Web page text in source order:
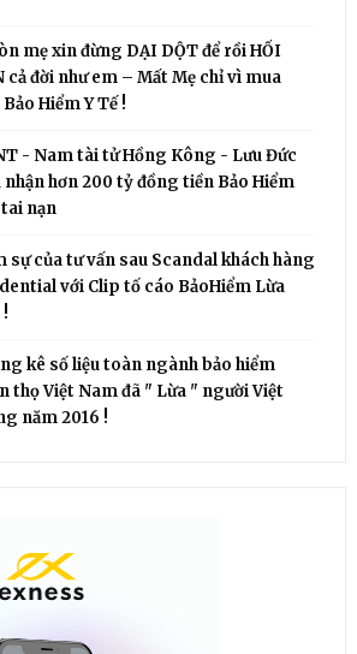
mẹ xin đừng DẠI DỘT để rồi HỐI
cả đời như em – Mất Mẹ chỉ vì mua
Hiểm Y Tế !
- Nam tài tử Hồng Kông - Lưu Đức
nhận hơn 200 tỷ đồng tiền Bảo Hiểm
nạn
sự của tư vấn sau Scandal khách hàng
với Clip tố cáo BảoHiểm Lừa
kê số liệu toàn ngành bảo hiểm
thọ Việt Nam đã " Lừa " người Việt
năm 2016 !